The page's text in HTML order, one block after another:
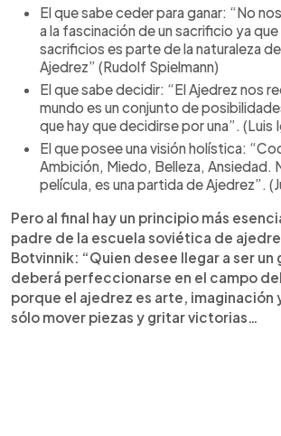
El que sabe ceder para ganar: “No
a la fascinación de un sacrificio ya
sacrificios es parte de la naturaleza
Ajedrez” (Rudolf Spielmann)
El que sabe decidir: “El Ajedrez nos
mundo es un conjunto de
que hay que decidirse por una”. (Luis
El que posee una visión holística:
Ambición, Miedo, Belleza, Ansiedad.
película, es una partida de Ajedrez”.
Pero al final hay un principio más
padre de la escuela soviética de
Botvinnik: “Quien desee llegar a ser un
deberá perfeccionarse en el campo
porque el ajedrez es arte, imaginación
sólo mover piezas y gritar victorias…